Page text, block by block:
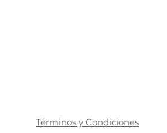
Términos y Condiciones